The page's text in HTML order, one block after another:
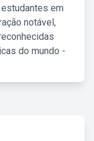
em
notável,
do mundo -